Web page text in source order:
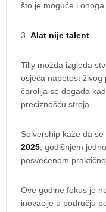
što je moguće i onoga
3. Alat nije talent
Tilly možda izgleda
osjeća napetost živog
čarolija se događa
preciznošću stroja.
Solvership kaže da
2025 , godišnjem
posvećenom
Ove godine fokus je
inovacije u području